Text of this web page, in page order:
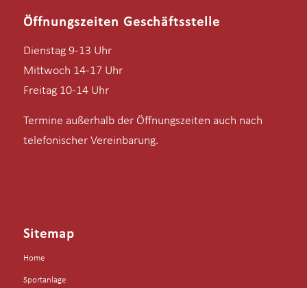
Öffnungszeiten Geschäftsstelle
Dienstag 9-13 Uhr
Mittwoch 14-17 Uhr
Freitag 10-14 Uhr
Termine außerhalb der Öffnungszeiten auch nach
telefonischer Vereinbarung.
Sitemap
Home
Sportanlage